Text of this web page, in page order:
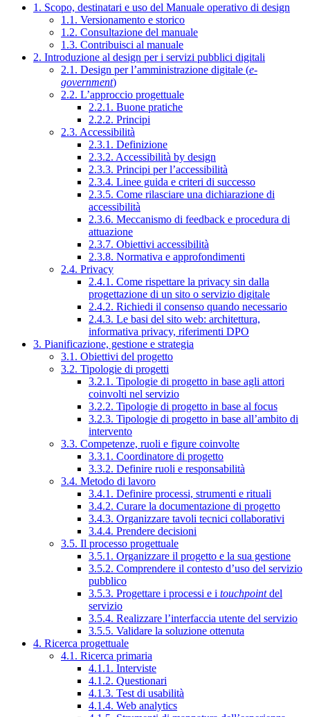
1. Scopo, destinatari e uso del Manuale operativo di design
1.1. Versionamento e storico
1.2. Consultazione del manuale
1.3. Contribuisci al manuale
2. Introduzione al design per i servizi pubblici digitali
2.1. Design per l’amministrazione digitale (e-
government)
2.2. L’approccio progettuale
2.2.1. Buone pratiche
2.2.2. Principi
2.3. Accessibilità
2.3.1. Definizione
2.3.2. Accessibilità by design
2.3.3. Principi per l’accessibilità
2.3.4. Linee guida e criteri di successo
2.3.5. Come rilasciare una dichiarazione di
accessibilità
2.3.6. Meccanismo di feedback e procedura di
attuazione
2.3.7. Obiettivi accessibilità
2.3.8. Normativa e approfondimenti
2.4. Privacy
2.4.1. Come rispettare la privacy sin dalla
progettazione di un sito o servizio digitale
2.4.2. Richiedi il consenso quando necessario
2.4.3. Le basi del sito web: architettura,
informativa privacy, riferimenti DPO
3. Pianificazione, gestione e strategia
3.1. Obiettivi del progetto
3.2. Tipologie di progetti
3.2.1. Tipologie di progetto in base agli attori
coinvolti nel servizio
3.2.2. Tipologie di progetto in base al focus
3.2.3. Tipologie di progetto in base all’ambito di
intervento
3.3. Competenze, ruoli e figure coinvolte
3.3.1. Coordinatore di progetto
3.3.2. Definire ruoli e responsabilità
3.4. Metodo di lavoro
3.4.1. Definire processi, strumenti e rituali
3.4.2. Curare la documentazione di progetto
3.4.3. Organizzare tavoli tecnici collaborativi
3.4.4. Prendere decisioni
3.5. Il processo progettuale
3.5.1. Organizzare il progetto e la sua gestione
3.5.2. Comprendere il contesto d’uso del servizio
pubblico
3.5.3. Progettare i processi e i touchpointdel
servizio
3.5.4. Realizzare l’interfaccia utente del servizio
3.5.5. Validare la soluzione ottenuta
4. Ricerca progettuale
4.1. Ricerca primaria
4.1.1. Interviste
4.1.2. Questionari
4.1.3. Test di usabilità
4.1.4. Web analytics